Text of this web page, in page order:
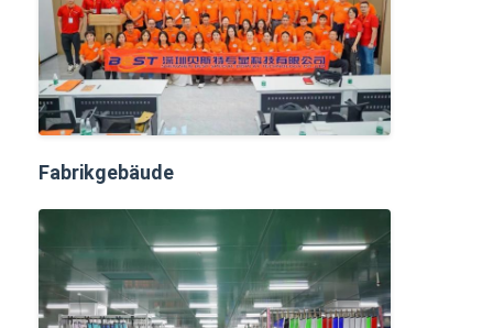
Fabrikgebäude